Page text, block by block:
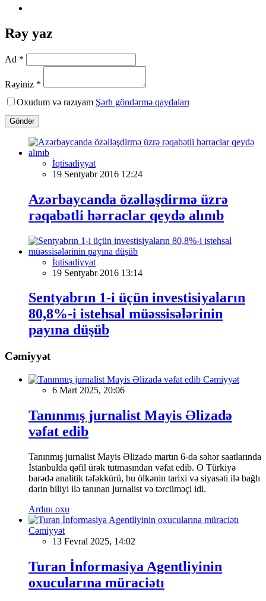
Rəy yaz
Ad *
Rəyiniz *
Oxudum və razıyam Şərh göndərmə qaydaları
Göndər
İqtisadiyyat
19 Sentyabr 2016 12:24
Azərbaycanda özəlləşdirmə üzrə
rəqabətli hərraclar qeydə alınıb
İqtisadiyyat
19 Sentyabr 2016 13:14
Sentyabrın 1-i üçün investisiyaların
80,8%-i istehsal müəssisələrinin
payına düşüb
Cəmiyyət
Cəmiyyət
6 Mart 2025, 20:06
Tanınmış jurnalist Mayis Əlizadə
vəfat edib
Tanınmış jurnalist Mayis Əlizadə martın 6-da səhər saatlarında
İstanbulda qəfil ürək tutmasından vəfat edib. O Türkiyə
barədə analitik təfəkkürü, bu ölkənin tarixi və siyasəti ilə bağlı
dərin biliyi ilə tanınan jurnalist və tərcüməçi idi.
Ardını oxu
Cəmiyyət
13 Fevral 2025, 14:02
Turan İnformasiya Agentliyinin
oxucularına müraciətı